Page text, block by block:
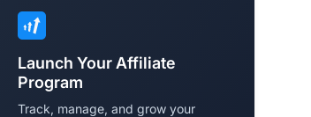
Launch Your Affiliate
Program
Track, manage, and grow your